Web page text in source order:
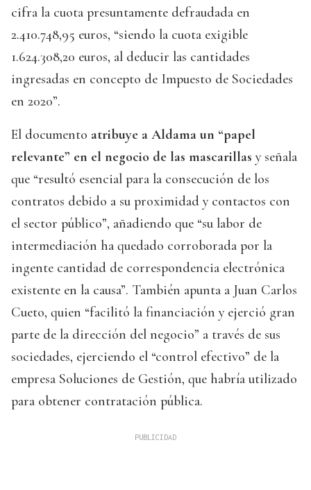
cifra la cuota presuntamente defraudada en
2.410.748,95 euros, “siendo la cuota exigible
1.624.308,20 euros, al deducir las cantidades
ingresadas en concepto de Impuesto de Sociedades
en 2020”.
El documento atribuye a Aldama un “papel
relevante” en el negocio de las mascarillas y señala
que “resultó esencial para la consecución de los
contratos debido a su proximidad y contactos con
el sector público”, añadiendo que “su labor de
intermediación ha quedado corroborada por la
ingente cantidad de correspondencia electrónica
existente en la causa”. También apunta a Juan Carlos
Cueto, quien “facilitó la financiación y ejerció gran
parte de la dirección del negocio” a través de sus
sociedades, ejerciendo el “control efectivo” de la
empresa Soluciones de Gestión, que habría utilizado
para obtener contratación pública.